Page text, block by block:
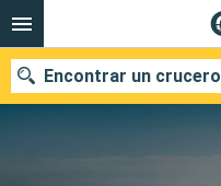
Encontrar un crucero